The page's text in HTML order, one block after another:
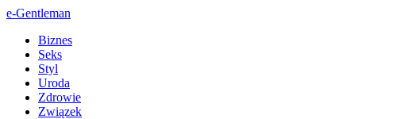
e-Gentleman
Biznes
Seks
Styl
Uroda
Zdrowie
Związek